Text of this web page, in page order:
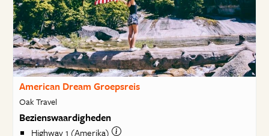
American Dream Groepsreis
Oak Travel
Bezienswaardigheden
Highway 1 (Amerika)